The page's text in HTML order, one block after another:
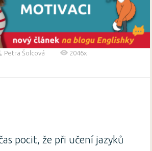
Petra Šolcová
2046x
pocit, že při učení jazyků